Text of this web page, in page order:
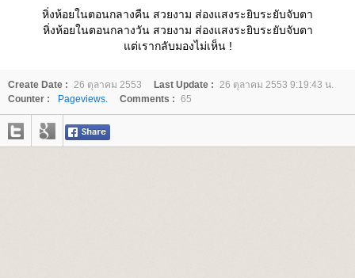
หิ่งห้อยในตอนกลางคืน สวยงาม ส่องแสงระยิบระยับจับตา
หิ่งห้อยในตอนกลางวัน สวยงาม ส่องแสงระยิบระยับจับตา
ต่เรากลับมองไม่เห็น !
Create Date : 26 ตุลาคม 2553 Last Update : 26 ตุลาคม 2553 9:19:43 น.
Counter :
Pageviews. Comments : 65